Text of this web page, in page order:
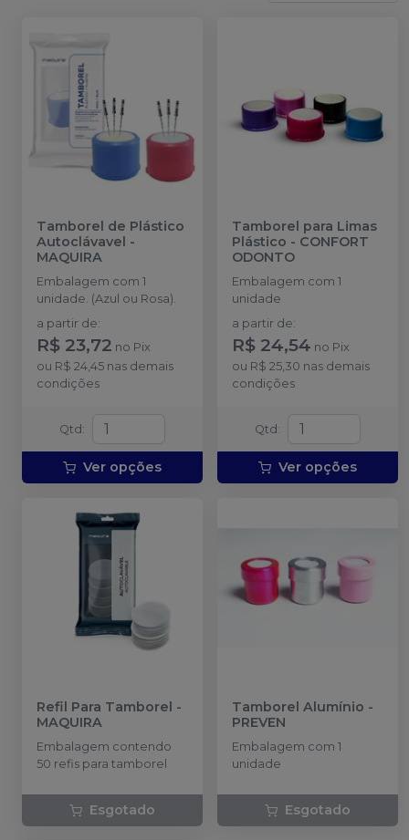
Tamborel de Plástico
Autoclávavel -
MAQUIRA
Embalagem com 1
unidade. (Azul ou Rosa).
a partir de:
R$ 23,72 no Pix
ou R$ 24,45 nas demais
condições
Qtd :
Ver opções
Tamborel para Limas
Plástico - CONFORT
ODONTO
Embalagem com 1
unidade
a partir de:
R$ 24,54 no Pix
ou R$ 25,30 nas demais
condições
Qtd :
Ver opções
Refil Para Tamborel -
MAQUIRA
Embalagem contendo
50 refis para tamborel
Esgotado
Tamborel Alumínio -
PREVEN
Embalagem com 1
unidade
Esgotado